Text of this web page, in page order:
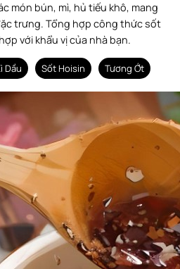
trưng. Tổng hợp công thức sốt
với khẩu vị của nhà bạn.
Dầu Sốt Hoisin Tương Ớt